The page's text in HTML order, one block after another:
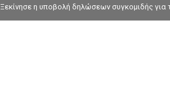
Ξεκίνησε η υποβολή δηλώσεων συγκομιδής για